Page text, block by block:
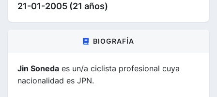
21-01-2005 (21 años)
BIOGRAFÍA
Jin Soneda es un/a ciclista profesional cuya
nacionalidad es JPN.